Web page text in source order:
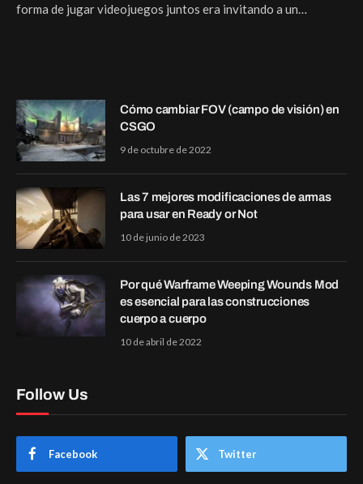
forma de jugar videojuegos juntos era invitando a un…
Cómo cambiar FOV (campo de visión) en
CSGO
9 de octubre de 2022
Las 7 mejores modificaciones de armas
para usar en Ready or Not
10 de junio de 2023
Por qué Warframe Weeping Wounds Mod
es esencial para las construcciones
cuerpo a cuerpo
10 de abril de 2022
Follow Us
Facebook Twitter